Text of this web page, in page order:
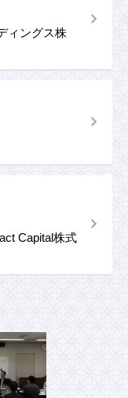
ィングス株
Capital株式